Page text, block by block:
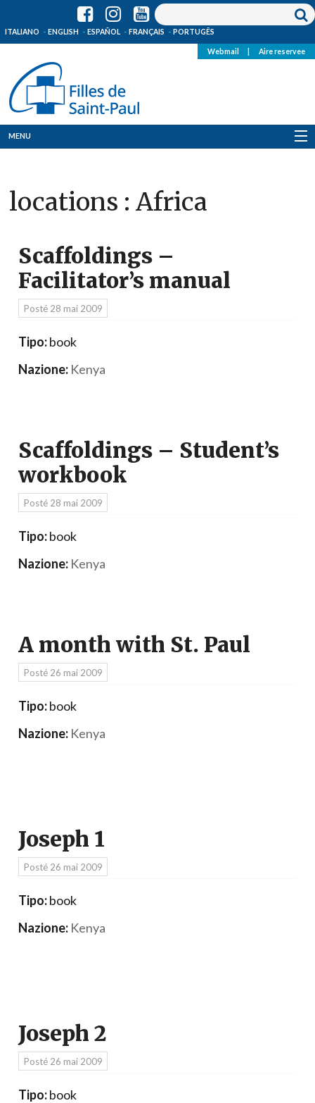
ITALIANO ENGLISH ESPAÑOL FRANÇAIS PORTUGÊS
Webmail Aire reservee
MENU
Où sommes-nous
Ressources
Media
locations : Africa
Scaffoldings –
Facilitator’s manual
Posté 28 mai 2009
Tipo:book
Nazione: Kenya
Scaffoldings – Student’s
workbook
Posté 28 mai 2009
Tipo:book
Nazione: Kenya
A month with St. Paul
Posté 26 mai 2009
Tipo:book
Nazione: Kenya
Joseph 1
Posté 26 mai 2009
Tipo:book
Nazione: Kenya
Joseph 2
Posté 26 mai 2009
Tipo:book